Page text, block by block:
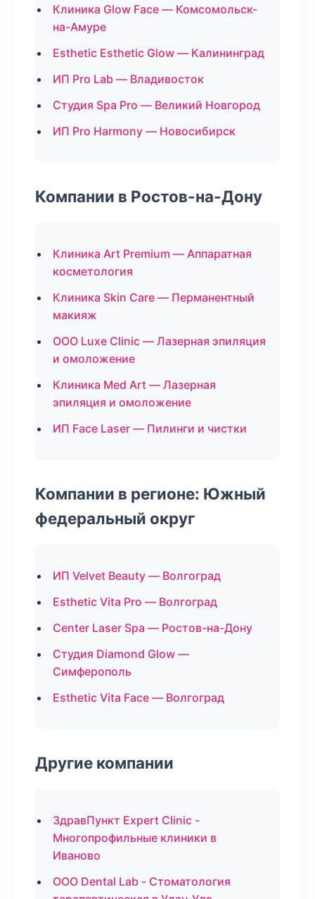
Клиника Glow Face — Комсомольск-
на-Амуре
Esthetic Esthetic Glow — Калининград
ИП Pro Lab — Владивосток
Студия Spa Pro — Великий Новгород
ИП Pro Harmony — Новосибирск
Компании в Ростов-на-Дону
Клиника Art Premium — Аппаратная
косметология
Клиника Skin Care — Перманентный
макияж
ООО Luxe Clinic — Лазерная эпиляция
и омоложение
Клиника Med Art — Лазерная
эпиляция и омоложение
ИП Face Laser — Пилинги и чистки
Компании в регионе: Южный
федеральный округ
ИП Velvet Beauty — Волгоград
Esthetic Vita Pro — Волгоград
Center Laser Spa — Ростов-на-Дону
Студия Diamond Glow —
Симферополь
Esthetic Vita Face — Волгоград
Другие компании
ЗдравПункт Expert Clinic -
Многопрофильные клиники в
Иваново
ООО Dental Lab - Стоматология